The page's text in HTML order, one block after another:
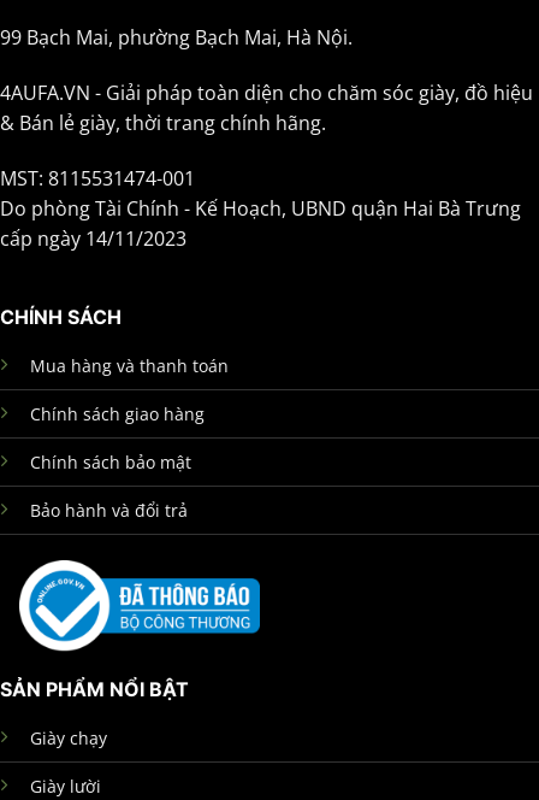
99 Bạch Mai, phường Bạch Mai, Hà Nội.
4AUFA.VN - Giải pháp toàn diện cho chăm sóc giày, đồ hiệu
& Bán lẻ giày, thời trang chính hãng.
MST: 8115531474-001
Do phòng Tài Chính - Kế Hoạch, UBND quận Hai Bà Trưng
cấp ngày 14/11/2023
CHÍNH SÁCH
Mua hàng và thanh toán
Chính sách giao hàng
Chính sách bảo mật
Bảo hành và đổi trả
SẢN PHẨM NỔI BẬT
Giày chạy
Giày lười